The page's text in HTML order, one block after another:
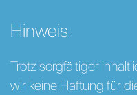
Hinweis
Trotz sorgfältiger
wir keine Haftung für